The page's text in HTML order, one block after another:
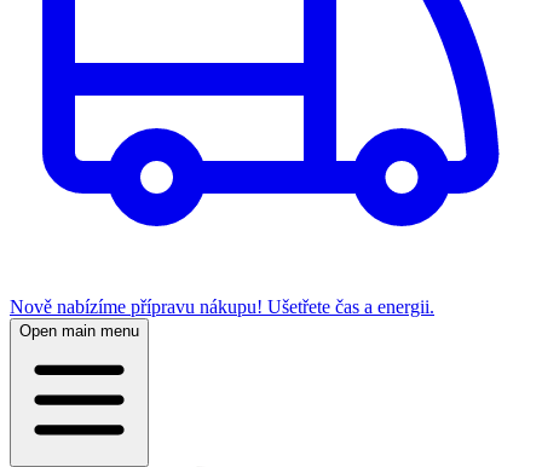
Nově nabízíme přípravu nákupu! Ušetřete čas a energii.
Open main menu